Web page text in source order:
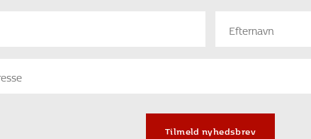
Tilmeld nyhedsbrev